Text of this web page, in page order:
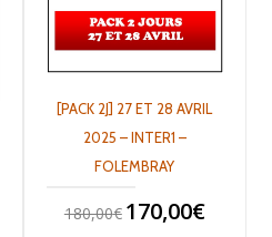
[PACK 2J] 27 ET 28 AVRIL
2025 – INTER1 –
FOLEMBRAY
180,00€ 170,00€